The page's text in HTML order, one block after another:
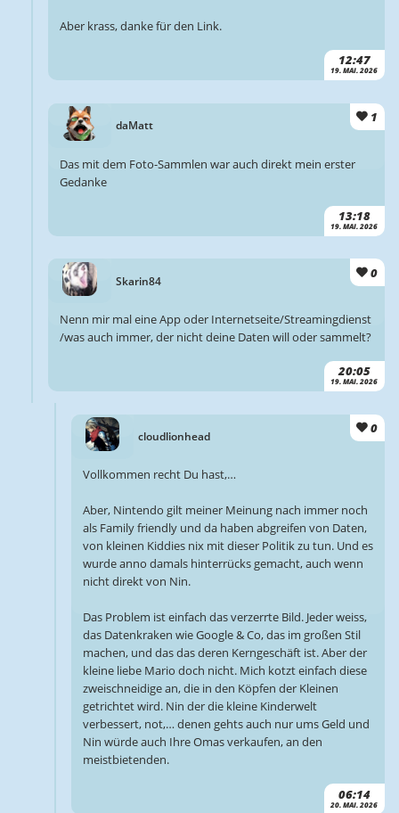
12:47
19. MAI. 2026
Aber krass, danke für den Link.
daMatt
1
13:18
19. MAI. 2026
Das mit dem Foto-Sammlen war auch direkt mein erster
Gedanke
Skarin84
0
20:05
19. MAI. 2026
Nenn mir mal eine App oder Internetseite/Streamingdienst
/was auch immer, der nicht deine Daten will oder sammelt?
cloudlionhead
0
06:14
20. MAI. 2026
Vollkommen recht Du hast,…
Aber, Nintendo gilt meiner Meinung nach immer noch
als Family friendly und da haben abgreifen von Daten,
von kleinen Kiddies nix mit dieser Politik zu tun. Und es
wurde anno damals hinterrücks gemacht, auch wenn
nicht direkt von Nin.
Das Problem ist einfach das verzerrte Bild. Jeder weiss,
das Datenkraken wie Google & Co, das im großen Stil
machen, und das das deren Kerngeschäft ist. Aber der
kleine liebe Mario doch nicht. Mich kotzt einfach diese
zweischneidige an, die in den Köpfen der Kleinen
getrichtet wird. Nin der die kleine Kinderwelt
verbessert, not,… denen gehts auch nur ums Geld und
Nin würde auch Ihre Omas verkaufen, an den
meistbietenden.